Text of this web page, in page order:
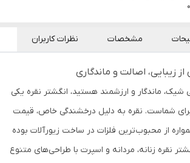
مشخصات نظرات کاربران
از زیبایی، اصالت و ماندگاری
شیک، ماندگار و ارزشمند هستید، انگشتر نقره یکی
برای شماست. نقره به دلیل درخشندگی خاص، قیمت
از محبوب‌ترین فلزات در ساخت زیورآلات بوده
نقره زنانه، مردانه و اسپرت با طراحی‌های متنوع